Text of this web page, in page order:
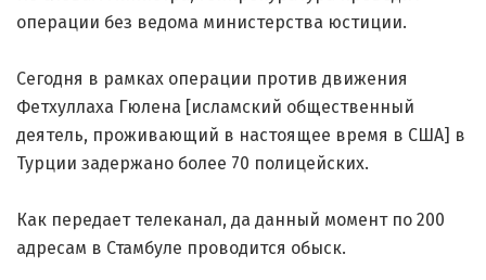
операции без ведома министерства юстиции.
Сегодня в рамках операции против движения
Фетхуллаха Гюлена [исламский общественный
деятель, проживающий в настоящее время в США] в
Турции задержано более 70 полицейских.
Как передает телеканал, да данный момент по 200
адресам в Стамбуле проводится обыск.